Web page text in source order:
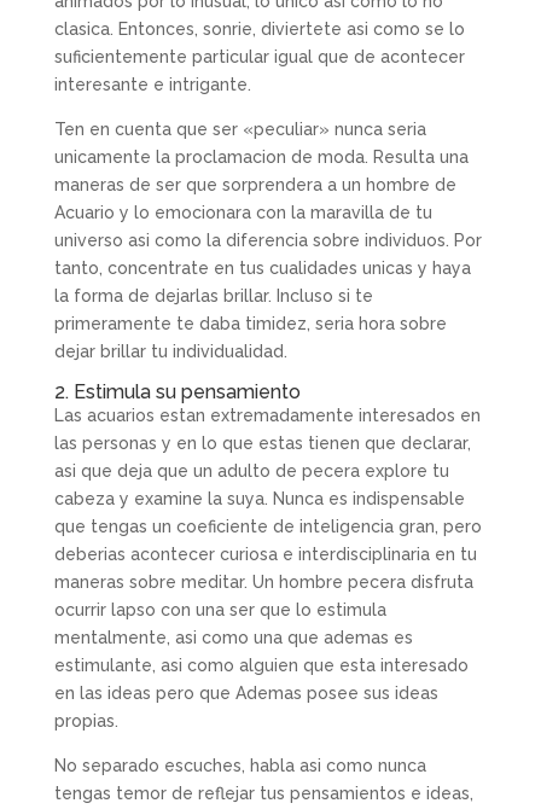
clasica. Entonces, sonrie, diviertete asi­ como se lo
suficientemente particular igual que de acontecer
interesante e intrigante.
Ten en cuenta que ser «peculiar» nunca seri­a
unicamente la proclamacion de moda. Resulta una
maneras de ser que sorprendera a un hombre de
Acuario y lo emocionara con la maravilla de tu
universo asi­ como la diferencia sobre individuos. Por
tanto, concentrate en tus cualidades unicas y haya
la forma de dejarlas brillar. Incluso si te
primeramente te daba timidez, seri­a hora sobre
dejar brillar tu individualidad.
2. Estimula su pensamiento
Las acuarios estan extremadamente interesados en
las personas y en lo que estas tienen que declarar,
asi que deja que un adulto de pecera explore tu
cabeza y examine la suya. Nunca es indispensable
que tengas un coeficiente de inteligencia gran, pero
deberias acontecer curiosa e interdisciplinaria en tu
maneras sobre meditar. Un hombre pecera disfruta
ocurrir lapso con una ser que lo estimula
mentalmente, asi­ como una que ademas es
estimulante, asi­ como alguien que esta interesado
en las ideas pero que Ademas posee sus ideas
propias.
No separado escuches, habla asi­ como nunca
tengas temor de reflejar tus pensamientos e ideas,